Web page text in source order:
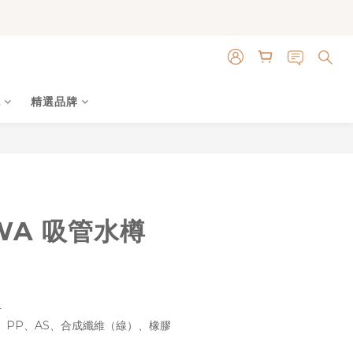
精選品牌
吸管水樽
PP、AS、合成纖維（線）、橡膠